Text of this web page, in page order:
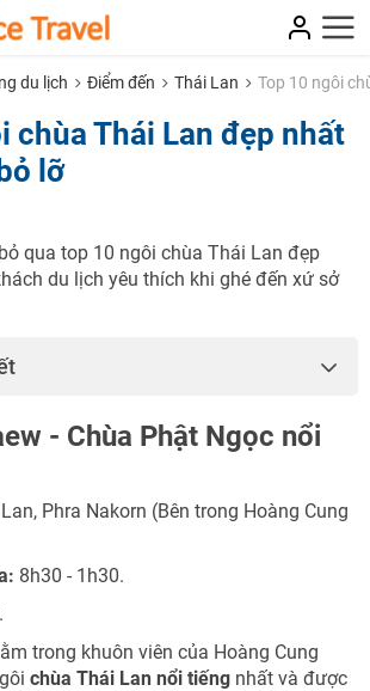
du lịch Điểm đến Thái Lan Top 10 ngôi
chùa Thái Lan đẹp nhất
lỡ
qua top 10 ngôi chùa Thái Lan đẹp
du lịch yêu thích khi ghé đến xứ sở
- Chùa Phật Ngọc nổi
Phra Nakorn (Bên trong Hoàng Cung
8h30 - 1h30.
trong khuôn viên của Hoàng Cung
chùa Thái Lan nổi tiếng nhất và được